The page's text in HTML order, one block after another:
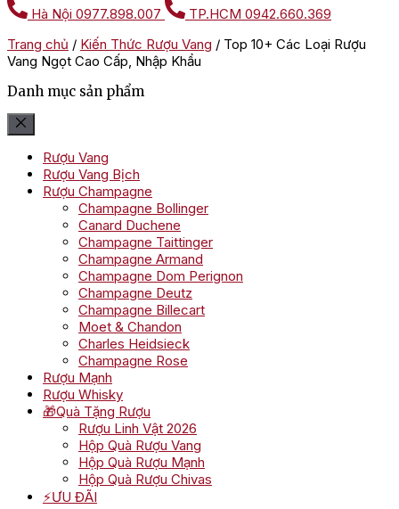
Hà Nội 0977.898.007 TP.HCM 0942.660.369
Trang chủ / Kiến Thức Rượu Vang / Top 10+ Các Loại Rượu
Vang Ngọt Cao Cấp, Nhập Khẩu
Danh mục sản phẩm
Rượu Vang
Rượu Vang Bịch
Rượu Champagne
Champagne Bollinger
Canard Duchene
Champagne Taittinger
Champagne Armand
Champagne Dom Perignon
Champagne Deutz
Champagne Billecart
Moet & Chandon
Charles Heidsieck
Champagne Rose
Rượu Mạnh
Rượu Whisky
🎁Quà Tặng Rượu
Rượu Linh Vật 2026
Hộp Quà Rượu Vang
Hộp Quà Rượu Mạnh
Hộp Quà Rượu Chivas
⚡ƯU ĐÃI